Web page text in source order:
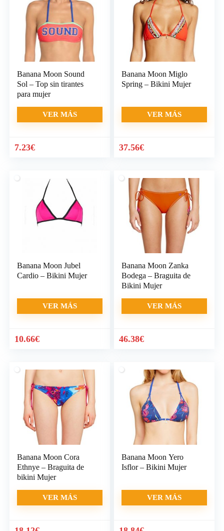
Banana Moon Sound
Sol – Top sin tirantes
para mujer
VER MÁS
7.23€
Banana Moon Miglo
Spring – Bikini Mujer
VER MÁS
37.56€
Banana Moon Jubel
Cardio – Bikini Mujer
VER MÁS
10.66€
Banana Moon Zanka
Bodega – Braguita de
Bikini Mujer
VER MÁS
46.38€
Banana Moon Cora
Ethnye – Braguita de
bikini Mujer
VER MÁS
Banana Moon Yero
Isflor – Bikini Mujer
VER MÁS